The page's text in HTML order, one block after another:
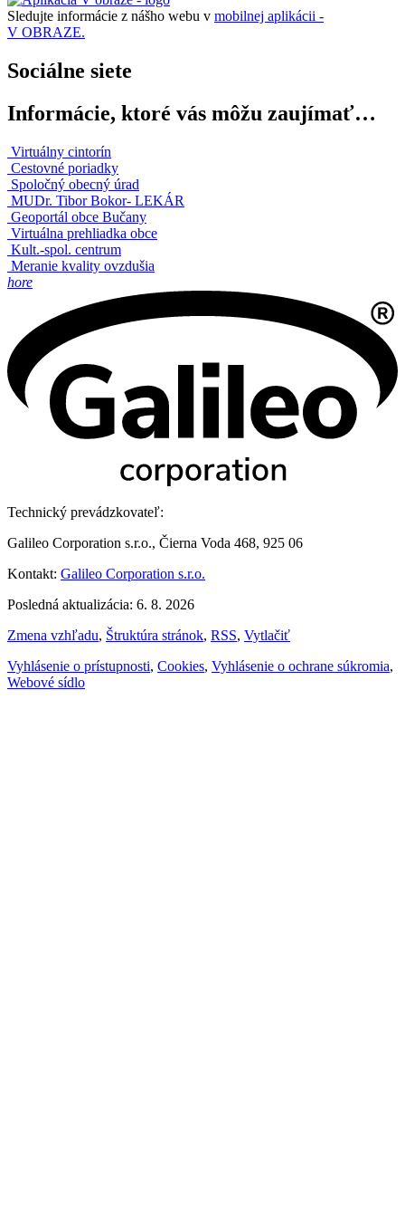
Sledujte informácie z nášho webu v mobilnej aplikácii -
V OBRAZE.
Sociálne siete
Informácie, ktoré vás môžu zaujímať…
Virtuálny cintorín
Cestovné poriadky
Spoločný obecný úrad
MUDr. Tibor Bokor- LEKÁR
Geoportál obce Bučany
Virtuálna prehliadka obce
Kult.-spol. centrum
Meranie kvality ovzdušia
hore
Technický prevádzkovateľ:
Galileo Corporation s.r.o., Čierna Voda 468, 925 06
Kontakt: Galileo Corporation s.r.o.
Posledná aktualizácia: 6. 8. 2026
Zmena vzhľadu, Štruktúra stránok, RSS, Vytlačiť
Vyhlásenie o prístupnosti, Cookies, Vyhlásenie o ochrane súkromia,
Webové sídlo